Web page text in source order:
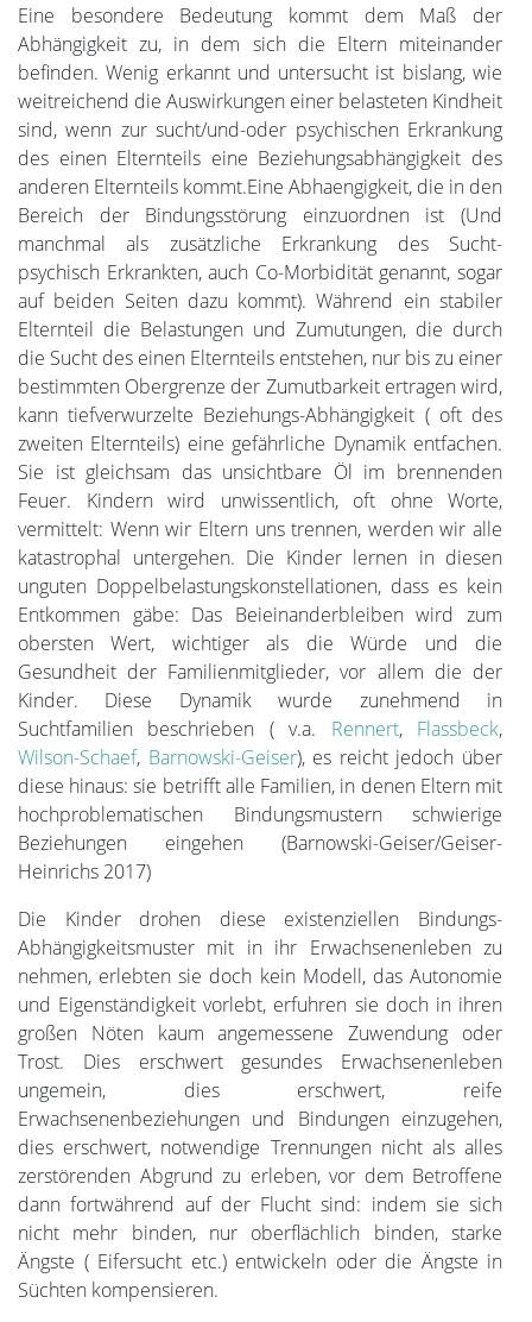
Eine besondere Bedeutung kommt dem Maß der
Abhängigkeit zu, in dem sich die Eltern miteinander
befinden. Wenig erkannt und untersucht ist bislang, wie
weitreichend die Auswirkungen einer belasteten Kindheit
sind, wenn zur sucht/und-oder psychischen Erkrankung
des einen Elternteils eine Beziehungsabhängigkeit des
anderen Elternteils kommt.Eine Abhaengigkeit, die in den
Bereich der Bindungsstörung einzuordnen ist (Und
manchmal als zusätzliche Erkrankung des Sucht-
psychisch Erkrankten, auch Co-Morbidität genannt, sogar
auf beiden Seiten dazu kommt). Während ein stabiler
Elternteil die Belastungen und Zumutungen, die durch
die Sucht des einen Elternteils entstehen, nur bis zu einer
bestimmten Obergrenze der Zumutbarkeit ertragen wird,
kann tiefverwurzelte Beziehungs-Abhängigkeit ( oft des
zweiten Elternteils) eine gefährliche Dynamik entfachen.
Sie ist gleichsam das unsichtbare Öl im brennenden
Feuer. Kindern wird unwissentlich, oft ohne Worte,
vermittelt: Wenn wir Eltern uns trennen, werden wir alle
katastrophal untergehen. Die Kinder lernen in diesen
unguten Doppelbelastungskonstellationen, dass es kein
Entkommen gäbe: Das Beieinanderbleiben wird zum
obersten Wert, wichtiger als die Würde und die
Gesundheit der Familienmitglieder, vor allem die der
Kinder. Diese Dynamik wurde zunehmend in
Suchtfamilien beschrieben ( v.a. Rennert, Flassbeck,
Wilson-Schaef, Barnowski-Geiser), es reicht jedoch über
diese hinaus: sie betrifft alle Familien, in denen Eltern mit
hochproblematischen Bindungsmustern schwierige
Beziehungen eingehen (Barnowski-Geiser/Geiser-
Heinrichs 2017)
Die Kinder drohen diese existenziellen Bindungs-
Abhängigkeitsmuster mit in ihr Erwachsenenleben zu
nehmen, erlebten sie doch kein Modell, das Autonomie
und Eigenständigkeit vorlebt, erfuhren sie doch in ihren
großen Nöten kaum angemessene Zuwendung oder
Trost. Dies erschwert gesundes Erwachsenenleben
ungemein, dies erschwert, reife
Erwachsenenbeziehungen und Bindungen einzugehen,
dies erschwert, notwendige Trennungen nicht als alles
zerstörenden Abgrund zu erleben, vor dem Betroffene
dann fortwährend auf der Flucht sind: indem sie sich
nicht mehr binden, nur oberflächlich binden, starke
Ängste ( Eifersucht etc.) entwickeln oder die Ängste in
Süchten kompensieren.